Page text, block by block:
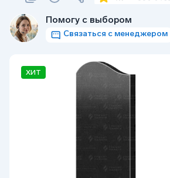
Помогу с выбором
Связаться с менеджером
ХИТ